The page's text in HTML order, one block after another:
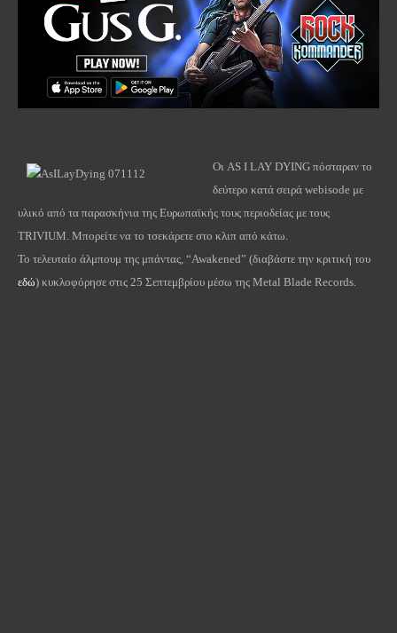
Οι AS I LAY DYING πόσταραν το
δεύτερο κατά σειρά webisode με
υλικό από τα παρασκήνια της Ευρωπαϊκής τους περιοδείας με τους
TRIVIUM . Μπορείτε να το τσεκάρετε στο κλιπ από κάτω.
Το τελευταίο άλμπουμ της μπάντας, “Awakened” (διαβάστε την κριτική του
εδώ) κυκλοφόρησε στις 25 Σεπτεμβρίου μέσω της Metal Blade Records